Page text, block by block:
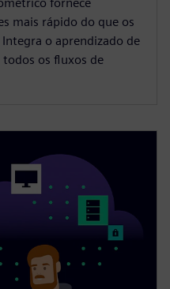
mais rápido do que os
o aprendizado de
os fluxos de